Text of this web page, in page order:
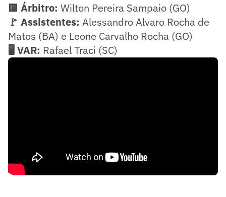
🟨 Árbitro: Wilton Pereira Sampaio (GO)
🚩 Assistentes: Alessandro Alvaro Rocha de
Matos (BA) e Leone Carvalho Rocha (GO)
🖥️ VAR: Rafael Traci (SC)